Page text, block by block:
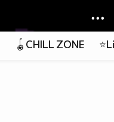
🪀CHILL ZONE